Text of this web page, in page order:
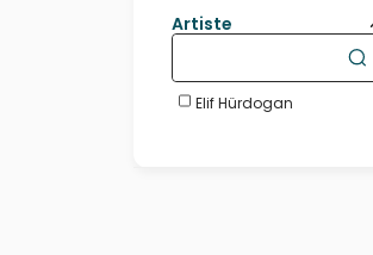
Artiste
Elif Hürdogan